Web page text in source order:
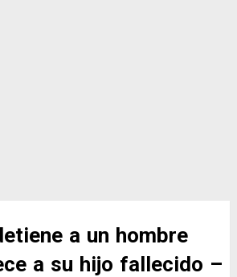
a un hombre
a su hijo fallecido –